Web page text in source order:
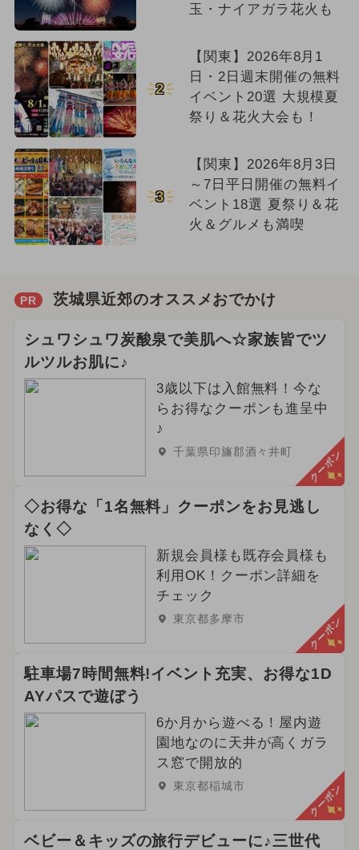
玉・ナイアガラ花火も
2
【関東】2026年8月1
日・2日週末開催の無料
イベント20選 大規模夏
祭り＆花火大会も！
3
【関東】2026年8月3日
～7日平日開催の無料イ
ベント18選 夏祭り＆花
火＆グルメも満喫
PR 茨城県近郊のオススメおでかけ
シュワシュワ炭酸泉で美肌へ☆家族皆でツ
ルツルお肌に♪
3歳以下は入館無料！今な
らお得なクーポンも進呈中
♪
千葉県印旛郡酒々井町 クーポン
◇お得な「1名無料」クーポンをお見逃し
なく◇
新規会員様も既存会員様も
利用OK！クーポン詳細を
チェック
東京都多摩市 クーポン
駐車場7時間無料!イベント充実、お得な1D
AYパスで遊ぼう
6か月から遊べる！屋内遊
園地なのに天井が高くガラ
ス窓で開放的
東京都稲城市 クーポン
ベビー＆キッズの旅行デビューに♪三世代